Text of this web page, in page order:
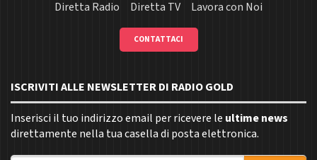
Diretta Radio
Diretta TV Lavora con Noi
CONTATTACI
ISCRIVITI ALLE NEWSLETTER DI RADIO GOLD
Inserisci il tuo indirizzo email per ricevere le ultime news
direttamente nella tua casella di posta elettronica.